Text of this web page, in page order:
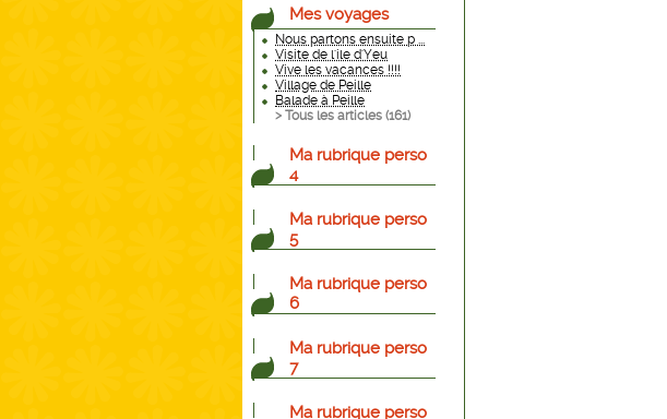
Mes voyages
Nous partons ensuite p ...
Visite de l'ile d'Yeu
Vive les vacances !!!!
Village de Peille
Balade à Peille
> Tous les articles (161)
Ma rubrique perso
4
Ma rubrique perso
5
Ma rubrique perso
6
Ma rubrique perso
7
Ma rubrique perso